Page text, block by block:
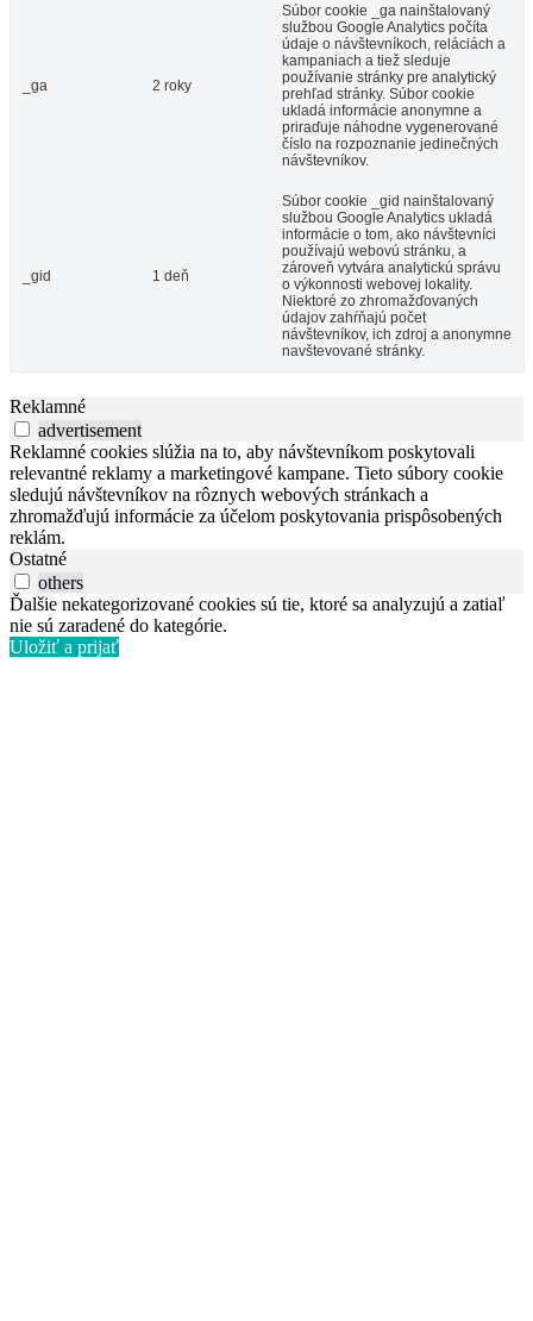
_ga 2 roky
Súbor cookie _ga nainštalovaný
službou Google Analytics počíta
údaje o návštevníkoch, reláciách a
kampaniach a tiež sleduje
používanie stránky pre analytický
prehľad stránky. Súbor cookie
ukladá informácie anonymne a
priraďuje náhodne vygenerované
číslo na rozpoznanie jedinečných
návštevníkov.
_gid 1 deň
Súbor cookie _gid nainštalovaný
službou Google Analytics ukladá
informácie o tom, ako návštevníci
používajú webovú stránku, a
zároveň vytvára analytickú správu
o výkonnosti webovej lokality.
Niektoré zo zhromažďovaných
údajov zahŕňajú počet
návštevníkov, ich zdroj a anonymne
navštevované stránky.
Reklamné
advertisement
Reklamné cookies slúžia na to, aby návštevníkom poskytovali
relevantné reklamy a marketingové kampane. Tieto súbory cookie
sledujú návštevníkov na rôznych webových stránkach a
zhromažďujú informácie za účelom poskytovania prispôsobených
reklám.
Ostatné
others
Ďalšie nekategorizované cookies sú tie, ktoré sa analyzujú a zatiaľ
nie sú zaradené do kategórie.
Uložiť a prijať